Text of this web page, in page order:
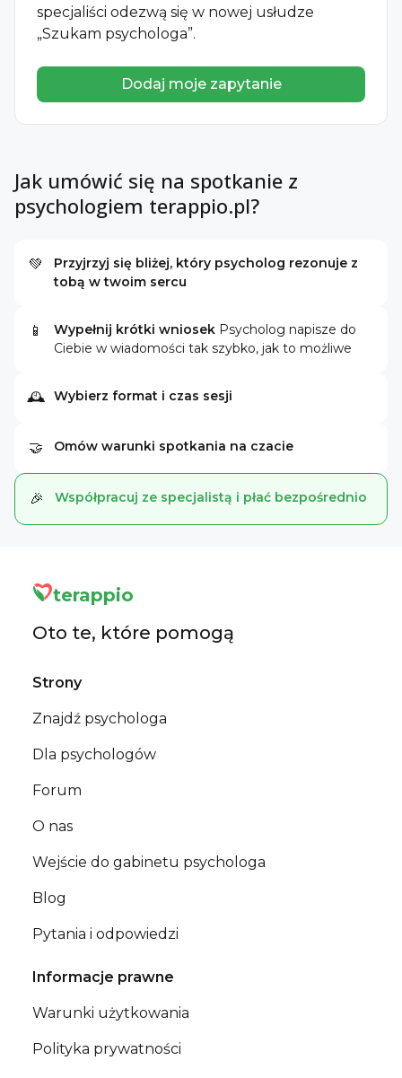
specjaliści odezwą się w nowej usłudze
„Szukam psychologa”.
Dodaj moje zapytanie
Jak umówić się na spotkanie z
psychologiem terappio.pl?
💚
Przyjrzyj się bliżej, który psycholog rezonuje z
tobą w twoim sercu
📱 Wypełnij krótki wniosek Psycholog napisze do
Ciebie w wiadomości tak szybko, jak to możliwe
🕰 Wybierz format i czas sesji
🤝 Omów warunki spotkania na czacie
🎉 Współpracuj ze specjalistą i płać bezpośrednio
terappio
Oto te, które pomogą
Strony
Znajdź psychologa
Dla psychologów
Forum
O nas
Wejście do gabinetu psychologa
Blog
Pytania i odpowiedzi
Informacje prawne
Warunki użytkowania
Polityka prywatności